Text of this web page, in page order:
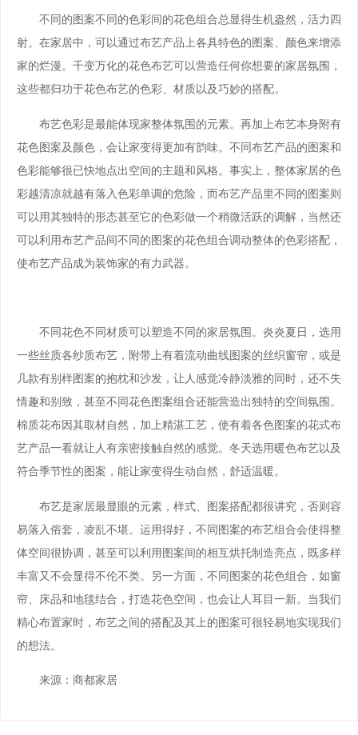
不同的图案不同的色彩间的花色组合总显得生机盎然，活力四
射。在家居中，可以通过布艺产品上各具特色的图案、颜色来增添
家的烂漫。千变万化的花色布艺可以营造任何你想要的家居氛围，
这些都归功于花色布艺的色彩、材质以及巧妙的搭配。
布艺色彩是最能体现家整体氛围的元素。再加上布艺本身附有
花色图案及颜色，会让家变得更加有韵味。不同布艺产品的图案和
色彩能够很已快地点出空间的主题和风格。事实上，整体家居的色
彩越清凉就越有落入色彩单调的危险，而布艺产品里不同的图案则
可以用其独特的形态甚至它的色彩做一个稍微活跃的调解，当然还
可以利用布艺产品间不同的图案的花色组合调动整体的色彩搭配，
使布艺产品成为装饰家的有力武器。
不同花色不同材质可以塑造不同的家居氛围。炎炎夏日，选用
一些丝质各纱质布艺，附带上有着流动曲线图案的丝织窗帘，或是
几款有别样图案的抱枕和沙发，让人感觉冷静淡雅的同时，还不失
情趣和别致，甚至不同花色图案组合还能营造出独特的空间氛围。
棉质花布因其取材自然，加上精湛工艺，使有着各色图案的花式布
艺产品一看就让人有亲密接触自然的感觉。冬天选用暖色布艺以及
符合季节性的图案，能让家变得生动自然，舒适温暖。
布艺是家居最显眼的元素，样式、图案搭配都很讲究，否则容
易落入俗套，凌乱不堪。运用得好，不同图案的布艺组合会使得整
体空间很协调，甚至可以利用图案间的相互烘托制造亮点，既多样
丰富又不会显得不伦不类。另一方面，不同图案的花色组合，如窗
帘、床品和地毯结合，打造花色空间，也会让人耳目一新。当我们
精心布置家时，布艺之间的搭配及其上的图案可很轻易地实现我们
的想法。
来源：商都家居